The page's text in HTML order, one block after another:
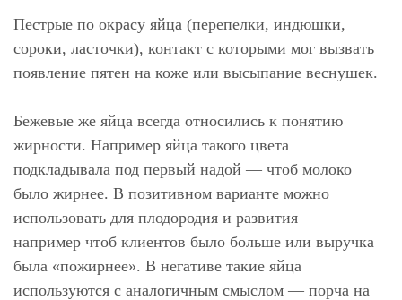
Пестрые по окрасу яйца (перепелки, индюшки,
сороки, ласточки), контакт с которыми мог вызвать
появление пятен на коже или высыпание веснушек.
Бежевые же яйца всегда относились к понятию
жирности. Например яйца такого цвета
подкладывала под первый надой — чтоб молоко
было жирнее. В позитивном варианте можно
использовать для плодородия и развития —
например чтоб клиентов было больше или выручка
была «пожирнее». В негативе такие яйца
используются с аналогичным смыслом — порча на